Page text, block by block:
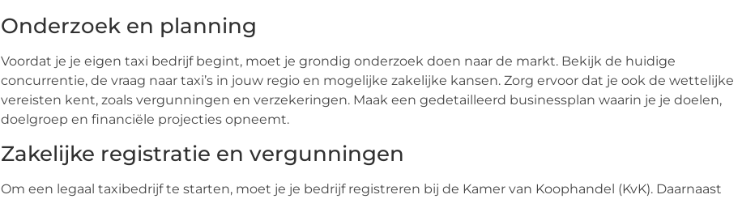
Onderzoek en planning
Voordat je je eigen taxi bedrijf begint, moet je grondig onderzoek doen naar de markt. Bekijk de huidige
concurrentie, de vraag naar taxi’s in jouw regio en mogelijke zakelijke kansen. Zorg ervoor dat je ook de wettelijke
vereisten kent, zoals vergunningen en verzekeringen. Maak een gedetailleerd businessplan waarin je je doelen,
doelgroep en financiële projecties opneemt.
Zakelijke registratie en vergunningen
Om een legaal taxibedrijf te starten, moet je je bedrijf registreren bij de Kamer van Koophandel (KvK). Daarnaast